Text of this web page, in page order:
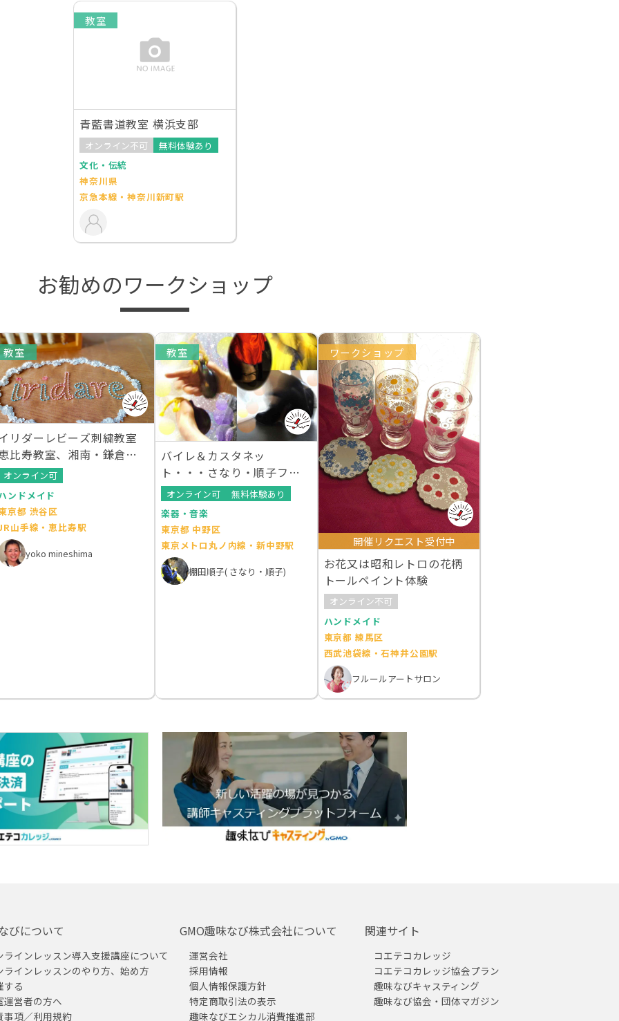
教室
青藍書道教室 横浜支部
オンライン不可
無料体験あり
文化・伝統
神奈川県
京急本線・神奈川新町駅
お勧めのワークショップ
教室
リダーレビーズ刺繍教室
比寿教室、湘南・鎌倉教
オンライン可
ンドメイド
京都 渋谷区
山手線・恵比寿駅
yoko mineshima
教室
バイレ＆カスタネッ
ト・・・さなり・順子フラ
メンコ教室 (中野教室)
オンライン可
無料体験あり
楽器・音楽
東京都 中野区
東京メトロ丸ノ内線・新中野駅
棚田順子( さなり・順子)
ワークショップ
開催リクエスト受付中
お花又は昭和レトロの花柄
トールペイント体験
オンライン不可
ハンドメイド
東京都 練馬区
西武池袋線・石神井公園駅
フルールアートサロン
びについて
ラインレッスン導入支援講座について
ラインレッスンのやり方、始め方
する
運営者の方へ
事項／利用規約
GMO趣味なび株式会社について
運営会社
採用情報
個人情報保護方針
特定商取引法の表示
趣味なびエシカル消費推進部
関連サイト
コエテコカレッジ
コエテコカレッジ協会プラン
趣味なびキャスティング
趣味なび協会・団体マガジン